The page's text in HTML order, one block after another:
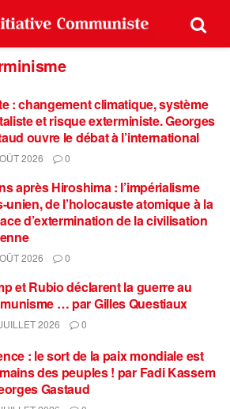
: changement climatique, système
et risque exterministe. Georges
ouvre le débat à l’international
2026 0
après Hiroshima : l’impérialisme
unien, de l’holocauste atomique à la
d’extermination de la civilisation
2026 0
et Rubio déclarent la guerre au
… par Gilles Questiaux
2026 0
: le sort de la paix mondiale est
des peuples ! par Fadi Kassem
Gastaud